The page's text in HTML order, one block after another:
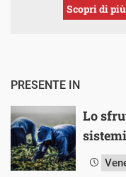
Scopri di
PRESENTE IN
Lo